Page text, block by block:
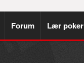
Forum Lær poker